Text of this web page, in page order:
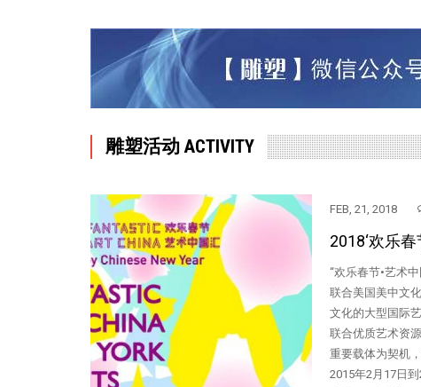
雕塑活动 ACTIVITY
FEB, 21, 2018
2018‘欢乐
“欢乐春节•艺术
联合美国美中文
文化的大型国际
联合优质艺术资
重要载体为契机
2015年2月17日